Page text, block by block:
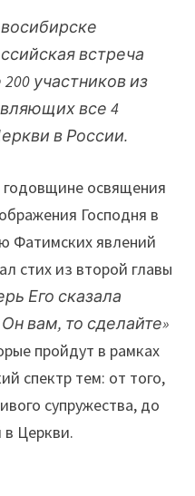
встреча
участников из
все 4
в России.
годовщине освящения
Господня в
Фатимских явлений
стих из второй главы
Его сказала
вам, то сделайте»
пройдут в рамках
спектр тем: от того,
супружества, до
в Церкви.